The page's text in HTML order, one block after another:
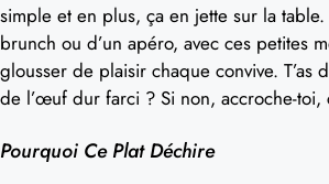
simple et en plus, ça en jette sur la table.
brunch ou d’un apéro, avec ces petites
glousser de plaisir chaque convive. T’as
de l’œuf dur farci ? Si non, accroche-toi,
Pourquoi Ce Plat Déchire